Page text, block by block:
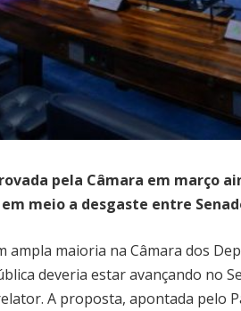
pela Câmara em março
meio a desgaste entre
ampla maioria na Câmara dos
deveria estar avançando no
A proposta, apontada pelo